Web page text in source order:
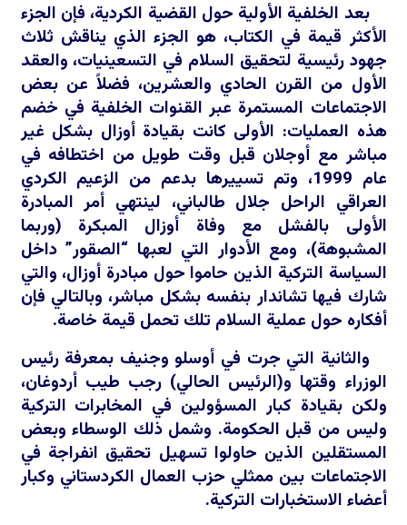
بعد الخلفية الأولية حول القضية الكردية، فإن الجزء
الأكثر قيمة في الكتاب، هو الجزء الذي يناقش ثلاث
جهود رئيسية لتحقيق السلام في التسعينيات، والعقد
الأول من القرن الحادي والعشرين، فضلاً عن بعض
الاجتماعات المستمرة عبر القنوات الخلفية في خضم
هذه العمليات: الأولى كانت بقيادة أوزال بشكل غير
مباشر مع أوجلان قبل وقت طويل من اختطافه في
عام 1999، وتم تسييرها بدعم من الزعيم الكردي
العراقي الراحل جلال طالباني، لينتهي أمر المبادرة
الأولى بالفشل مع وفاة أوزال المبكرة (وربما
المشبوهة)، ومع الأدوار التي لعبها “الصقور” داخل
السياسة التركية الذين حاموا حول مبادرة أوزال، والتي
شارك فيها تشاندار بنفسه بشكل مباشر، وبالتالي فإن
أفكاره حول عملية السلام تلك تحمل قيمة خاصة.
والثانية التي جرت في أوسلو وجنيف بمعرفة رئيس
الوزراء وقتها و(الرئيس الحالي) رجب طيب أردوغان،
ولكن بقيادة كبار المسؤولين في المخابرات التركية
وليس من قبل الحكومة. وشمل ذلك الوسطاء وبعض
المستقلين الذين حاولوا تسهيل تحقيق انفراجة في
الاجتماعات بين ممثلي حزب العمال الكردستاني وكبار
أعضاء الاستخبارات التركية.